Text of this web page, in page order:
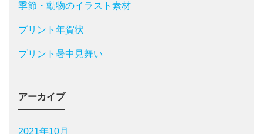
季節・動物のイラスト素材
プリント年賀状
プリント暑中見舞い
アーカイブ
2021年10月